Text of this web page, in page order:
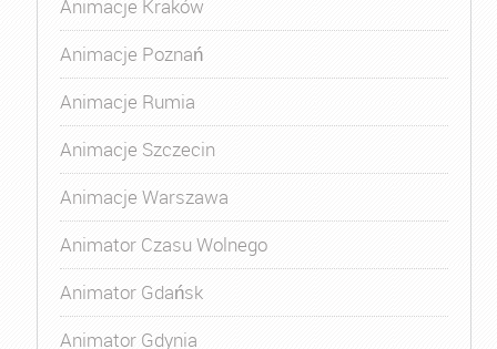
Animacje Kraków
Animacje Poznań
Animacje Rumia
Animacje Szczecin
Animacje Warszawa
Animator Czasu Wolnego
Animator Gdańsk
Animator Gdynia